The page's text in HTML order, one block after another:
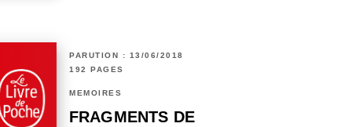
PARUTION : 13/06/2018
192 PAGES
MÉMOIRES
FRAGMENTS DE